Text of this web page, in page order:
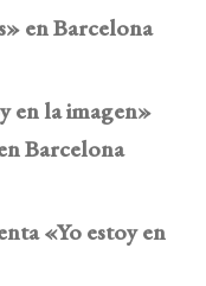
en Barcelona
en la imagen»
Barcelona
«Yo estoy en